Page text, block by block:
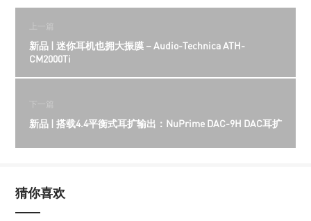
上一篇
新品 | 迷你耳机也拥大振膜－Audio-Technica ATH-
CM2000Ti
下一篇
新品 | 搭载4.4平衡式耳扩输出：NuPrime DAC-9H DAC耳扩
猜你喜欢